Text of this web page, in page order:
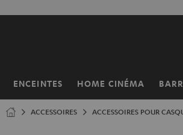
ENCEINTES HOME CINÉMA
Page
ACCESSOIRES ACCESSOIRES POUR